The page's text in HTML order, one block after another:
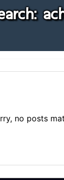
no posts